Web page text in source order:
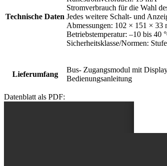
Technische Daten
Stromverbrauch für die Wahl
Jedes weitere Schalt- und
Abmessungen: 102 × 151 × 33
Betriebstemperatur: –10 bis 40
Sicherheitsklasse/Normen:
Lieferumfang
Bus- Zugangsmodul mit
Bedienungsanleitung
Datenblatt als PDF: